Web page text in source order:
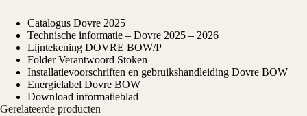
Catalogus Dovre 2025
Technische informatie – Dovre 2025 – 2026
Lijntekening DOVRE BOW/P
Folder Verantwoord Stoken
Installatievoorschriften en gebruikshandleiding Dovre BOW
Energielabel Dovre BOW
Download informatieblad
Gerelateerde producten